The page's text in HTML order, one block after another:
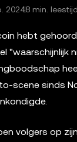
20248 min. leestijd
hebt
"waarschijnlijk
scene sinds
volgers op zijn